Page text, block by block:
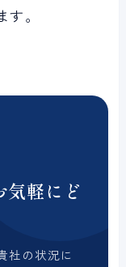
。
軽にど
社の状況に